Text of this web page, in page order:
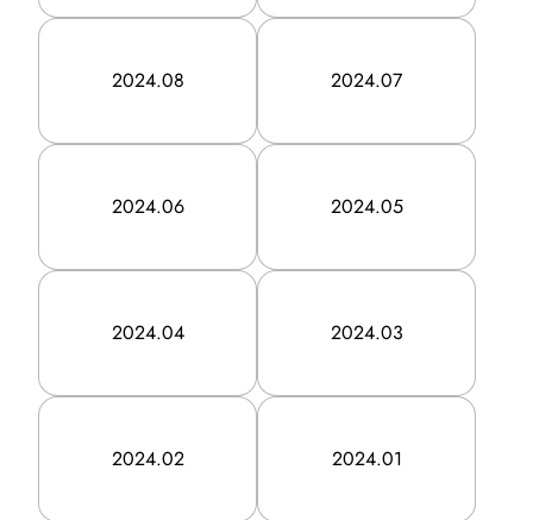
SDGsの取り組み
コンプライアンス
健康優良企業（銀）
Recruit
2024.08 2024.07
2024.06 2024.05
2024.04 2024.03
2024.02 2024.01